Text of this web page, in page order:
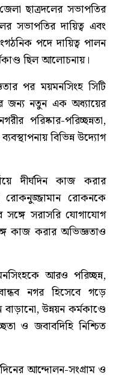
ছাত্রদলের সভাপতির
সভাপতির দায়িত্ব এবং
পদে দায়িত্ব পালন
ছিল আলোচনায়।
পর ময়মনসিংহ সিটি
জন্য নতুন এক অধ্যায়ের
পরিষ্কার-পরিচ্ছন্নতা,
বিভিন্ন উদ্যোগ
দীর্ঘদিন কাজ করার
রোকনুজ্জামান রোকনকে
সঙ্গে সরাসরি যোগাযোগ
কাজ করার অভিজ্ঞতাও
আরও পরিচ্ছন্ন,
নগর হিসেবে গড়ে
উন্নয়ন কর্মকাণ্ডে
ও জবাবদিহি নিশ্চিত
আন্দোলন-সংগ্রাম ও